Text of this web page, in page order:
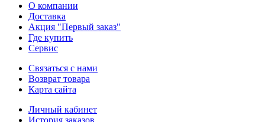
О компании
Доставка
Акция "Первый заказ"
Где купить
Сервис
Связаться с нами
Возврат товара
Карта сайта
Личный кабинет
История заказов